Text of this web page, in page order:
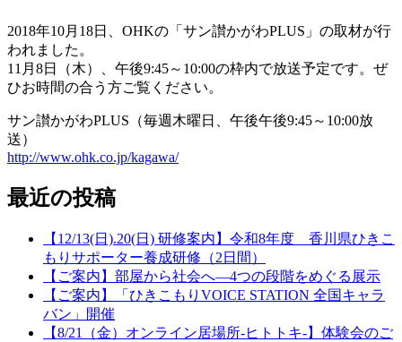
2018年10月18日、OHKの「サン讃かがわPLUS」の取材が行
われました。
11月8日（木）、午後9:45～10:00の枠内で放送予定です。ぜ
ひお時間の合う方ご覧ください。
サン讃かがわPLUS（毎週木曜日、午後午後9:45～10:00放
送）
http://www.ohk.co.jp/kagawa/
最近の投稿
【12/13(日).20(日) 研修案内】令和8年度 香川県ひきこ
もりサポーター養成研修（2日間）
【ご案内】部屋から社会へ―4つの段階をめぐる展示
【ご案内】「ひきこもりVOICE STATION 全国キャラ
バン」開催
【8/21（金）オンライン居場所-ヒトトキ-】体験会のご